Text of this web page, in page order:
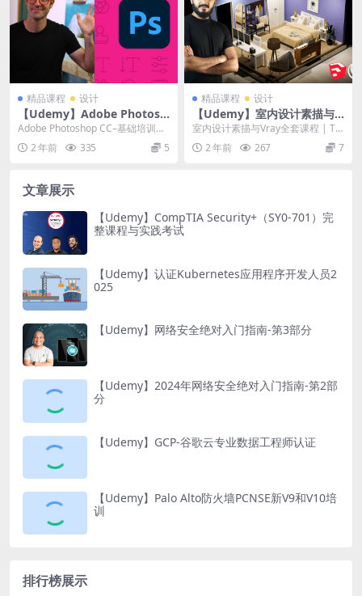
精品课程 设计
【Udemy】Adobe Photosh
op CC – Essentials Training
Course
Adobe Photoshop CC–基础培训课
程 这门Adobe Photos...
2 年前 335 5
精品课程 设计
【Udemy】室内设计素描与V
ray全套课程
室内设计素描与Vray全套课程 | Th
e Complete Sketchup ...
2 年前 267 7
文章展示
【Udemy】CompTIA Security+（SY0-701）完
整课程与实践考试
【Udemy】认证Kubernetes应用程序开发人员2
025
【Udemy】网络安全绝对入门指南-第3部分
【Udemy】2024年网络安全绝对入门指南-第2部
分
【Udemy】GCP-谷歌云专业数据工程师认证
【Udemy】Palo Alto防火墙PCNSE新V9和V10培
训
排行榜展示